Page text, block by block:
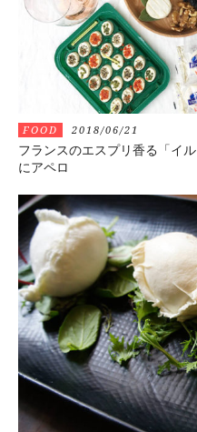
FOOD 2018/06/21
フランスのエスプリ香る「イ
にアペロ